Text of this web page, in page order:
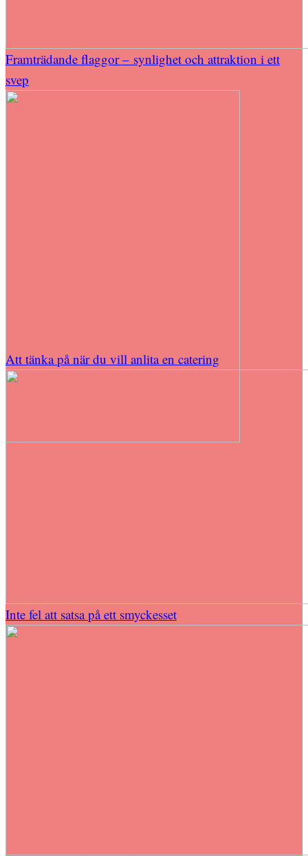
Framträdande flaggor – synlighet och attraktion i ett
svep
Att tänka på när du vill anlita en catering
Inte fel att satsa på ett smyckesset